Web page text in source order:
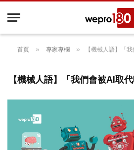
首頁 » 專家專欄 » 【機械人語】「我們
【機械人語】「我們會被AI取